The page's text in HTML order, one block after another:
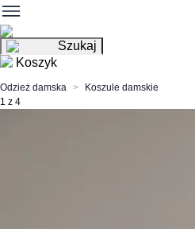
Szukaj
Koszyk
Odzież damska
Koszule damskie
1 z 4